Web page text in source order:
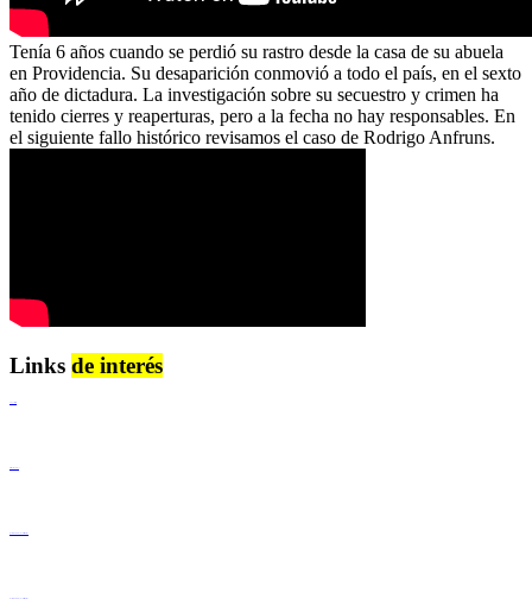
Tenía 6 años cuando se perdió su rastro desde la casa de su abuela
en Providencia. Su desaparición conmovió a todo el país, en el sexto
año de dictadura. La investigación sobre su secuestro y crimen ha
tenido cierres y reaperturas, pero a la fecha no hay responsables. En
el siguiente fallo histórico revisamos el caso de Rodrigo Anfruns.
Links de interés